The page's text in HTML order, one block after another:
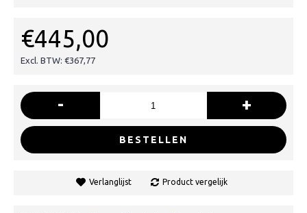
€445,00
Excl. BTW: €367,77
- +
BESTELLEN
Verlanglijst Product vergelijk